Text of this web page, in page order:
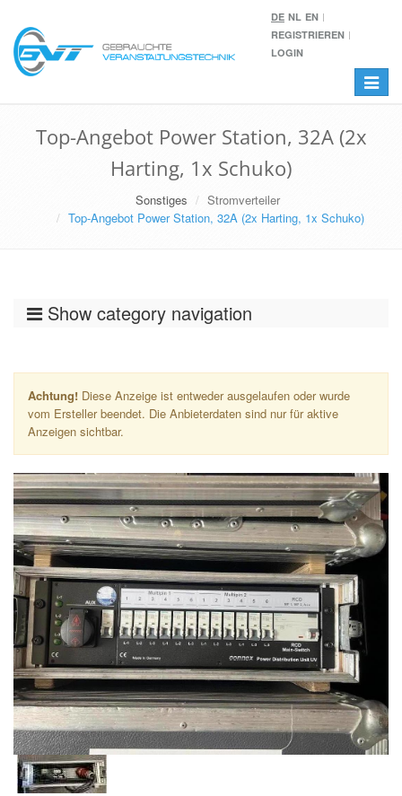
DE NL EN
REGISTRIEREN
LOGIN
Toggle
Top-Angebot Power Station, 32A (2x
Harting, 1x Schuko)
Sonstiges
Stromverteiler
Top-Angebot Power Station, 32A (2x Harting, 1x Schuko)
Show category navigation
Achtung! Diese Anzeige ist entweder ausgelaufen oder wurde
vom Ersteller beendet. Die Anbieterdaten sind nur für aktive
Anzeigen sichtbar.